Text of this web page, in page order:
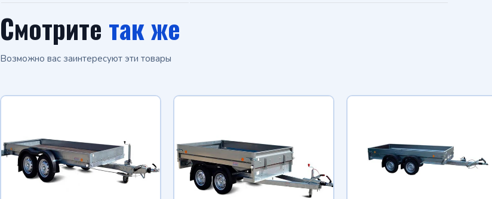
Смотрите так же
Возможно вас заинтересуют эти товары